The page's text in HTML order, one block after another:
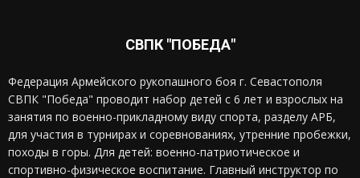
СВПК "ПОБЕДА"
Федерация Армейского рукопашного боя г. Севастополя
СВПК "Победа" проводит набор детей с 6 лет и взрослых на
занятия по военно-прикладному виду спорта, разделу АРБ,
для участия в турнирах и соревнованиях, утренние пробежки,
походы в горы. Для детей: военно-патриотическое и
спортивно-физическое воспитание. Главный инструктор по